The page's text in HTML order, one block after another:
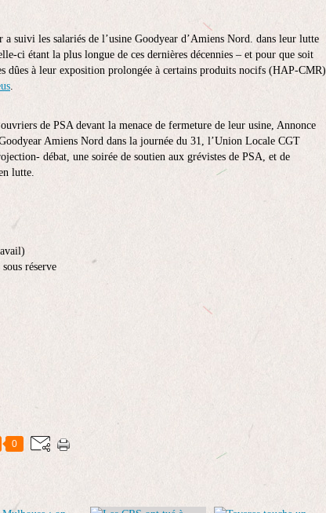
suivi les salariés de l’usine Goodyear d’Amiens Nord. dans leur lutte
ci étant la plus longue de ces dernières décennies – et pour que soit
dûes à leur exposition prolongée à certains produits nocifs (HAP-CMR)
.
de PSA devant la menace de fermeture de leur usine, Annonce
Amiens Nord dans la journée du 31, l’Union Locale CGT
débat, une soirée de soutien aux grévistes de PSA, et de
lutte.
réserve
0